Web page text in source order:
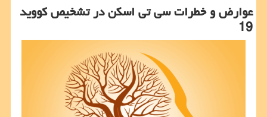
عوارض و خطرات سی تی اسكن در تشخیص كووید
19